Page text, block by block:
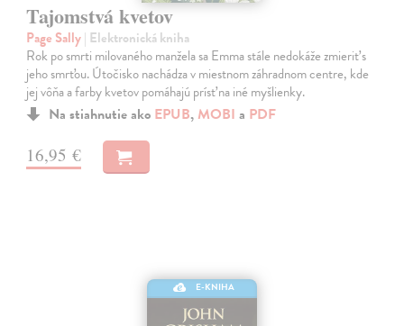
Tajomstvá kvetov
Page Sally| Elektronická kniha
Rok po smrti milovaného manžela sa Emma stále nedokáže zmieriť s
jeho smrťou. Útočisko nachádza v miestnom záhradnom centre, kde
jej vôňa a farby kvetov pomáhajú prísť na iné myšlienky.
Na stiahnutie ako EPUB, MOBI a PDF
16,95 €
E-KNIHA